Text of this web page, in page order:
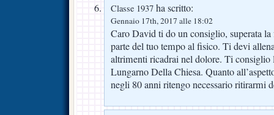
Classe 1937 ha scritto:
Gennaio 17th, 2017 alle 18:02
Caro David ti do un consiglio, superata la
parte del tuo tempo al fisico. Ti devi
altrimenti ricadrai nel dolore. Ti consiglio
Lungarno Della Chiesa. Quanto
negli 80 anni ritengo necessario ritirarmi